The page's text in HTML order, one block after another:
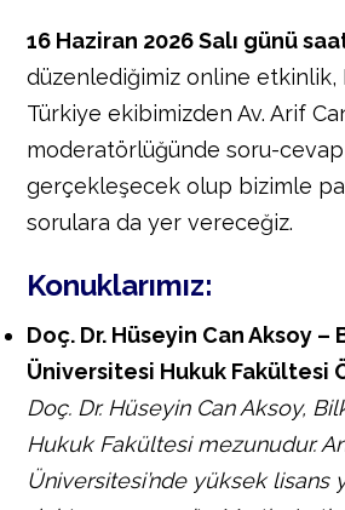
16 Haziran 2026 Salı günü
düzenlediğimiz online etkinlik,
Türkiye ekibimizden Av. Arif
moderatörlüğünde soru-
gerçekleşecek olup bizimle
sorulara da yer vereceğiz.
Konuklarımız:
Doç. Dr. Hüseyin Can Aksoy –
Üniversitesi Hukuk Fakültesi
Doç. Dr. Hüseyin Can Aksoy,
Hukuk Fakültesi mezunudur.
Üniversitesi’nde yüksek lisans